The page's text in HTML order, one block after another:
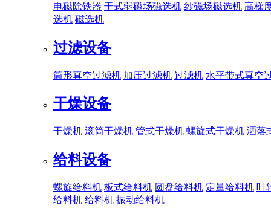
电磁除铁器 干式弱磁场磁选机 纱磁场磁选机 高梯
选机 磁选机
过滤设备
筒形真空过滤机 加压过滤机 过滤机 水平带式真空
干燥设备
干燥机 滚筒干燥机 管式干燥机 螺旋式干燥机 洒落
给料设备
螺旋给料机 板式给料机 圆盘给料机 定量给料机 叶
给料机 给料机 振动给料机